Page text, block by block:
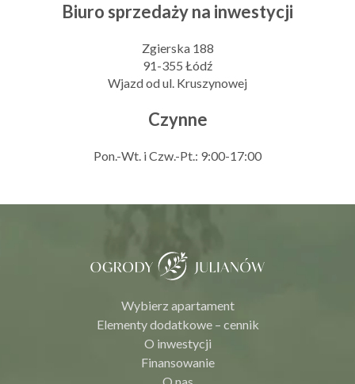
Biuro sprzedaży na inwestycji
Zgierska 188
91-355 Łódź
Wjazd od ul. Kruszynowej
Czynne
Pon.-Wt. i Czw.-Pt.: 9:00-17:00
Wybierz apartament
Elementy dodatkowe – cennik
O inwestycji
Finansowanie